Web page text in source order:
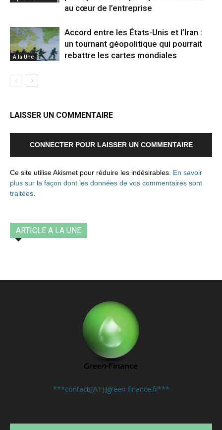
au cœur de l’entreprise
A la Une
Accord entre les États-Unis et l’Iran :
un tournant géopolitique qui pourrait
rebattre les cartes mondiales
LAISSER UN COMMENTAIRE
CONNECTER POUR LAISSER UN COMMENTAIRE
Ce site utilise Akismet pour réduire les indésirables. En savoir
plus sur la façon dont les données de vos commentaires sont
traitées
ARTICLE A LA UNE
***contact[[AT]]green-finance.fr***